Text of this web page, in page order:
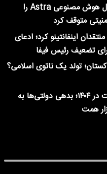
OpenAI توسعه مدل هوش مصنوعی Astra را
متوقف کرد
اینفانتینو کرد؛ ادعای
تضعیف رئیس فیفا
تولد یک ناتوی اسلامی؟
رکوردزنی بدهی دولت در ۱۴۰۴؛ بدهی دولتی‌ها به